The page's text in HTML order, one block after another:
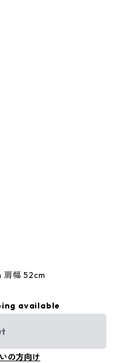
肩幅 52cm
available
の方向け